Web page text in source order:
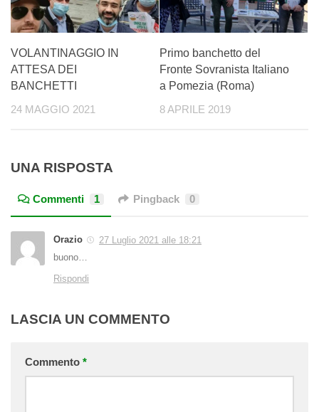
VOLANTINAGGIO IN
ATTESA DEI
BANCHETTI
24 MAGGIO 2021
Primo banchetto del
Fronte Sovranista Italiano
a Pomezia (Roma)
8 APRILE 2019
UNA RISPOSTA
Commenti 1 Pingback 0
Orazio
27 Luglio 2021 alle 18:21
buono…
Rispondi
LASCIA UN COMMENTO
Commento *